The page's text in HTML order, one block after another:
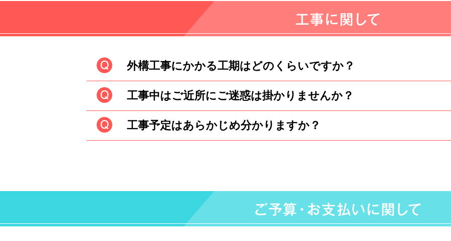
外構工事にかかる工期はどのくらいですか？
工事の規模、内容によって様々ですが、一般的には、工事金額
安とされています。 工事金額が200万円であれば、20日間くら
工事中はご近所にご迷惑は掛かりませんか？
工事の着工前にご近所の皆様にはご挨拶にお伺いし、工事が始
す。 着工中はしっかり気配りの工事を致しますのでご安心下さ
工事予定はあらかじめ分かりますか？